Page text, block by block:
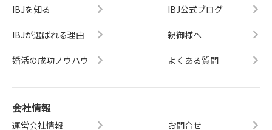
IBJを知る
IBJが選ばれる理由
婚活の成功ノウハウ
IBJ公式ブログ
親御様へ
よくある質問
会社情報
運営会社情報 お問合せ